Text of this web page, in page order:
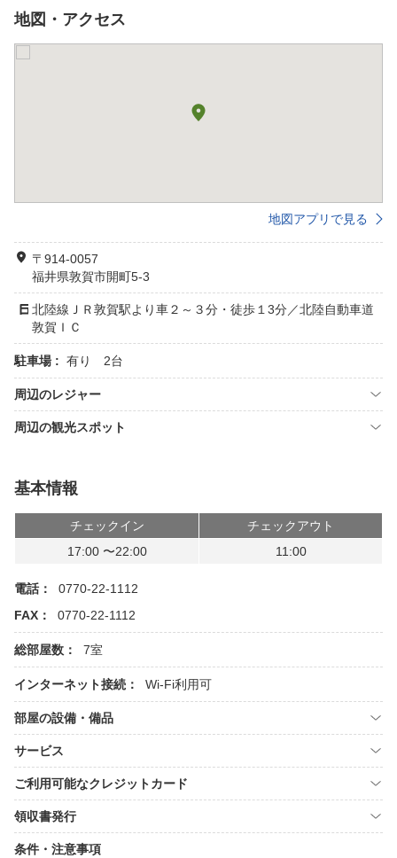
地図・アクセス
地図アプリで見る
〒914-0057
福井県敦賀市開町5-3
北陸線ＪＲ敦賀駅より車２～３分・徒歩１3分／北陸自動車道
敦賀ＩＣ
駐車場 : 有り 2台
周辺のレジャー
周辺の観光スポット
基本情報
チェックイン
チェックアウト
17:00 〜22:00
11:00
電話：
0770-22-1112
FAX：
0770-22-1112
総部屋数： 7室
インターネット接続： Wi-Fi利用可
部屋の設備・備品
サービス
ご利用可能なクレジットカード
領収書発行
条件・注意事項